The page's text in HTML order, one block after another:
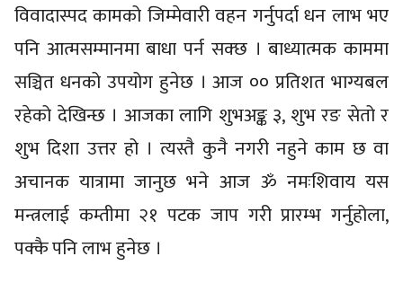
विवादास्पद कामको जिम्मेवारी वहन गर्नुपर्दा धन लाभ भए
पनि आत्मसम्मानमा बाधा पर्न सक्छ । बाध्यात्मक काममा
सञ्चित धनको उपयोग हुनेछ । आज ०० प्रतिशत भाग्यबल
रहेको देखिन्छ । आजका लागि शुभअङ्क ३, शुभ रङ सेतो र
शुभ दिशा उत्तर हो । त्यस्तै कुनै नगरी नहुने काम छ वा
अचानक यात्रामा जानुछ भने आज ॐ नमःशिवाय यस
मन्त्रलाई कम्तीमा २१ पटक जाप गरी प्रारम्भ गर्नुहोला,
पक्कै पनि लाभ हुनेछ ।